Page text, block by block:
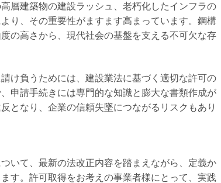
層建築物の建設ラッシュ、老朽化したインフラの
り、その重要性がますます高まっています。鋼構
の高さから、現代社会の基盤を支える不可欠な存
け負うためには、建設業法に基づく適切な許可の
申請手続きには専門的な知識と膨大な書類作成が
となり、企業の信頼失墜につながるリスクもあり
いて、最新の法改正内容を踏まえながら、定義か
す。許可取得をお考えの事業者様にとって、実践